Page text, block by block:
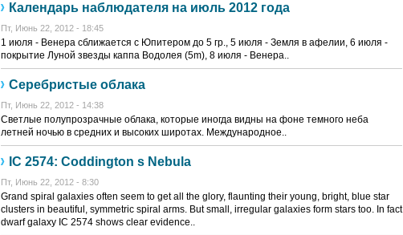
Календарь наблюдателя на июль 2012 года
Пт, Июнь 22, 2012 - 18:45
1 июля - Венера сближается с Юпитером до 5 гр., 5 июля - Земля в афелии, 6 июля -
покрытие Луной звезды каппа Водолея (5m), 8 июля - Венера..
Серебристые облака
Пт, Июнь 22, 2012 - 14:38
Светлые полупрозрачные облака, которые иногда видны на фоне темного неба
летней ночью в средних и высоких широтах. Международное..
IC 2574: Coddington s Nebula
Пт, Июнь 22, 2012 - 8:30
Grand spiral galaxies often seem to get all the glory, flaunting their young, bright, blue star
clusters in beautiful, symmetric spiral arms. But small, irregular galaxies form stars too. In fact
dwarf galaxy IC 2574 shows clear evidence..